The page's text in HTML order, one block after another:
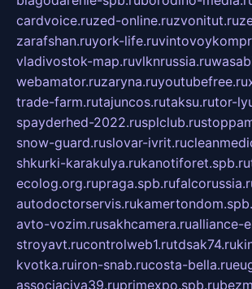
cardvoice.ruzed-online.ruzvonitut.ru
zarafshan.ruyork-life.ru
vladivostok-map.ruvlknrussia.ru
webamator.ruzaryna.ruyoutubefree.ru
trade-farm.rutajuncos.rutaksu.rutor-
spayderhed-2022.rusplclub.ru
snow-guard.ruslovar-ivrit.ru
shkurki-karakulya.rukanotiforet.spb.ru
ecolog.org.rupraga.spb.ru
autodoctorservis.ru
avto-vozim.rusakhcamera.rualliance-
stroyavt.rucontrolweb1.rutdsak74.ru
kvotka.ruiron-snab.rucosta-bella.ru
associaciya39.ruprimexpo.spb.ru